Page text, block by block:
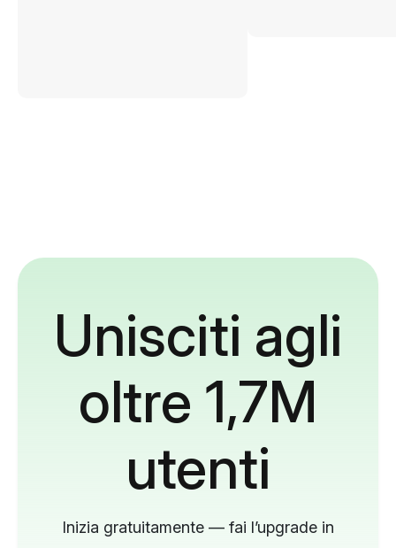
Unisciti agli
oltre 1,7M
utenti
Inizia gratuitamente — fai l’upgrade in